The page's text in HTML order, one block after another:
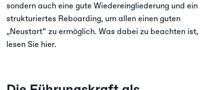
sondern auch eine gute Wiedereingliederung und ein
strukturiertes Reboarding, um allen einen guten
„Neustart“ zu ermöglich. Was dabei zu beachten ist,
lesen Sie hier.